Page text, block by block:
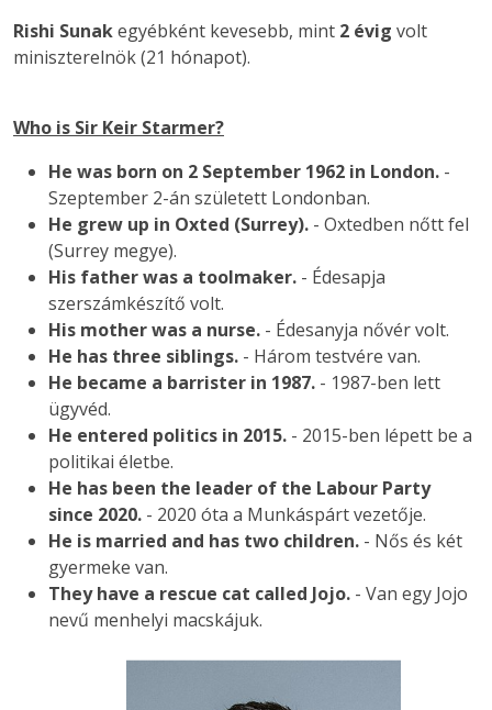
Rishi Sunakegyébként kevesebb, mint 2 évig volt
miniszterelnök (21 hónapot).
Who is Sir Keir Starmer?
He was born on 2 September 1962 in London. -
Szeptember 2-án született Londonban.
He grew up in Oxted (Surrey). - Oxtedben nőtt fel
(Surrey megye).
His father was a toolmaker. - Édesapja
szerszámkészítő volt.
His mother was a nurse. - Édesanyja nővér volt.
He has three siblings. - Három testvére van.
He became a barrister in 1987. - 1987-ben lett
ügyvéd.
He entered politics in 2015. - 2015-ben lépett be a
politikai életbe.
He has been the leader of the Labour Party
since 2020. - 2020 óta a Munkáspárt vezetője.
He is married and has two children. - Nős és két
gyermeke van.
They have a rescue cat called Jojo. - Van egy Jojo
nevű menhelyi macskájuk.